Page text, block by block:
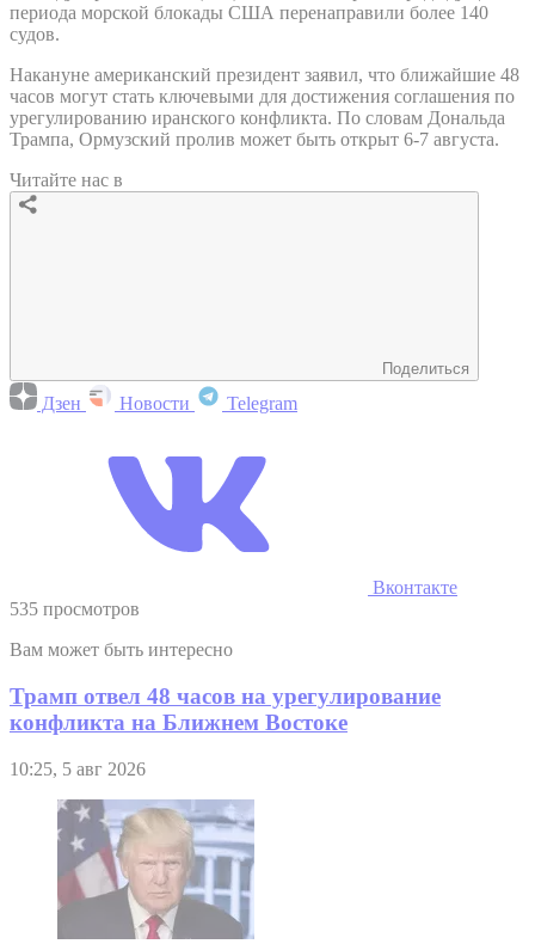
периода морской блокады США перенаправили более 140
судов.
Накануне американский президент заявил, что ближайшие 48
часов могут стать ключевыми для достижения соглашения по
урегулированию иранского конфликта. По словам Дональда
Трампа, Ормузский пролив может быть открыт 6-7 августа.
Читайте нас в
Поделиться
Дзен Новости Telegram
Вконтакте
535 просмотров
Вам может быть интересно
Трамп отвел 48 часов на урегулирование
конфликта на Ближнем Востоке
10:25, 5 авг 2026